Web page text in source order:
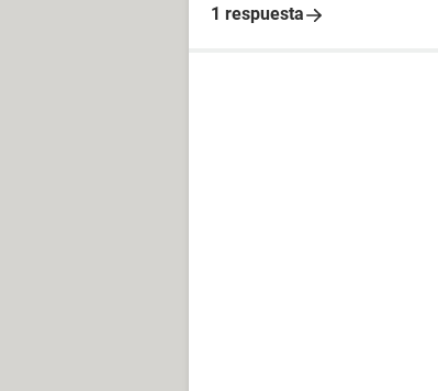
1 respuesta